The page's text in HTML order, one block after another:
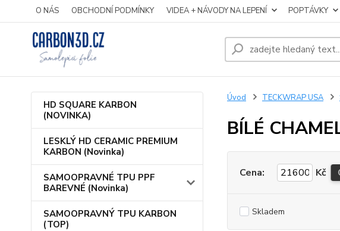
O NÁS OBCHODNÍ PODMÍNKY VIDEA + NÁVODY NA LEPENÍ POPTÁVKY
HD SQUARE KARBON
(NOVINKA)
LESKLÝ HD CERAMIC PREMIUM
KARBON (Novinka)
SAMOOPRAVNÉ TPU PPF
BAREVNÉ (Novinka)
SAMOOPRAVNÝ TPU KARBON
(TOP)
Úvod TECKWRAP USA
BÍLÉ
Cena: Kč
Skladem